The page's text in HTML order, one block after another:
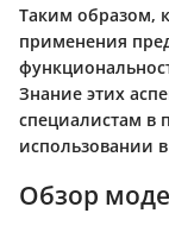
Таким образом,
применения
Знание этих
специалистам в
использовании
Обзор